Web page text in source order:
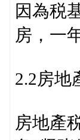
因為税
房，一
2.2房地
房地產